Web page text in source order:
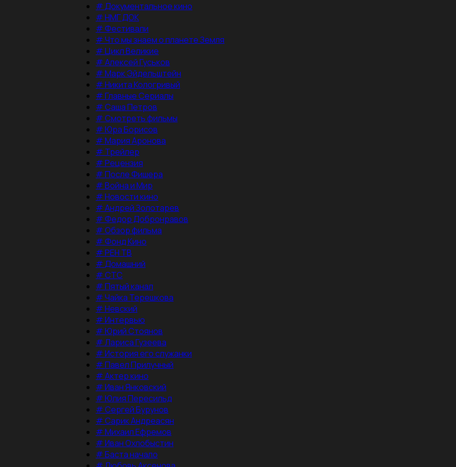
#Документальное кино
#НМГ ДОК
#Фестивали
#Что мы знаем о планете Земля
#Цикл Великие
#Алексей Гуськов
#Марк Эйдельштейн
#Никита Кологривый
#Главные Сериалы
#Саша Петров
#Смотреть фильмы
#Юра Борисов
#Мария Аронова
# Трейлер
#Рецензия
#После Фишера
#Война и Мир
#Новости кино
#Андрей Золотарев
#Федор Добронравов
#Обзор фильма
#Фонд Кино
#РЕН ТВ
#Домашний
#СТС
#Пятый канал
#Чайка Терешкова
#Невский
#Интервью
#Юрий Стоянов
#Лариса Гузеева
#История его служанки
#Павел Прилучный
#Актер кино
#Иван Янковский
#Юлия Пересильд
#Сергей Бурунов
#Сарик Андреасян
#Михаил Ефремов
#Иван Охлобыстин
#Баста начало